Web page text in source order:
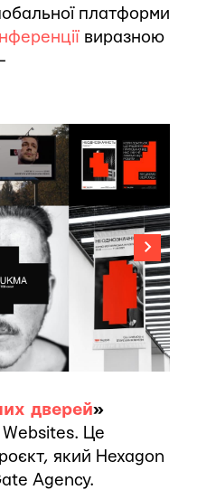
платформи
виразною
дверей»
Websites. Це
який Hexagon
Agency.